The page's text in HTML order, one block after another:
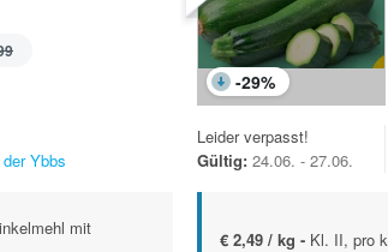
Ybbs
mit
-29%
Leider verpasst!
Gültig: 24.06. - 27.06.
€ 2,49 / kg - Kl. II, pro